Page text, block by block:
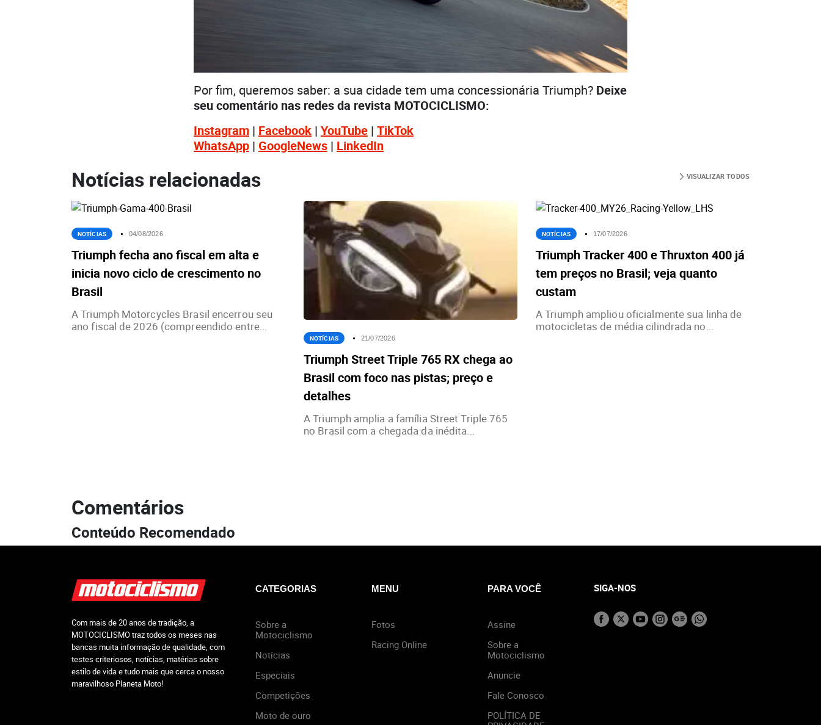
Por fim, queremos saber: a sua cidade tem uma concessionária Triumph? Deixe
seu comentário nas redes da revista MOTOCICLISMO:
Instagram | Facebook | YouTube | TikTok
WhatsApp | GoogleNews | LinkedIn
Notícias relacionadas VISUALIZAR TODOS
NOTÍCIAS 04/08/2026
Triumph fecha ano fiscal em alta e
inicia novo ciclo de crescimento no
Brasil
A Triumph Motorcycles Brasil encerrou seu
ano fiscal de 2026 (compreendido entre...
NOTÍCIAS 21/07/2026
Triumph Street Triple 765 RX chega ao
Brasil com foco nas pistas; preço e
detalhes
A Triumph amplia a família Street Triple 765
no Brasil com a chegada da inédita...
NOTÍCIAS 17/07/2026
Triumph Tracker 400 e Thruxton 400 já
tem preços no Brasil; veja quanto
custam
A Triumph ampliou oficialmente sua linha de
motocicletas de média cilindrada no...
Comentários
Conteúdo Recomendado
Com mais de 20 anos de tradição, a
MOTOCICLISMO traz todos os meses nas
bancas muita informação de qualidade, com
testes criteriosos, notícias, matérias sobre
estilo de vida e tudo mais que cerca o nosso
maravilhoso Planeta Moto!
CATEGORIAS
Sobre a
Motociclismo
Notícias
Especiais
Competições
Moto de ouro
MENU
Fotos
Racing Online
PARA VOCÊ
Assine
Sobre a
Motociclismo
Anuncie
Fale Conosco
POLÍTICA DE
SIGA-NOS